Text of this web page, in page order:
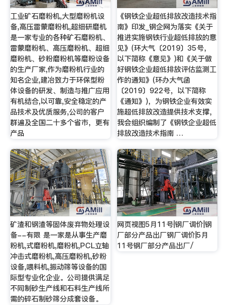
工业矿石磨粉机,大型磨粉机设
备,高压雷蒙磨粉机,超细研磨机
是一家专业的各种矿石磨粉机、
雷蒙磨粉机、高压磨粉机、超细
磨粉机、砂粉磨粉机等磨粉设备
的生产厂家,作为磨粉机行业的
知名企业,建冶致力于环保型粉
体设备的研发、制造与推广应用
有机结合,以可靠,安全稳定的产
品技术及优质服务,公司的客户
群遍及全国二十多个省市，更有
产品
《钢铁企业超低排放改造技术指
南》印发_钢企网为落实《关于
推进实施钢铁行业超低排放的意
见》(环大气〔2019〕35号，
以下简称《意见》)和《关于做
好钢铁企业超低排放评估监测工
作的通知》(环办大气函
〔2019〕922号，以下简称
《通知》)，为钢铁企业有效实
施超低排放改造提供技术支撑，
我会组织编制了《钢铁企业超低
排放改造技术指南 …
矿渣和钢渣等固体废弃物处理设
备--有限 是一家是从事生产磨
粉机,式磨粉机,磨粉机,PCL立轴
冲击式磨粉机,高压磨粉机,砂粉
设备,喂料机,振动筛等设备的国
际型专业化企业。公司提供满足
不同制砂生产线和石料生产线所
需的碎石制砂筛分成套设备。
网页视图5月11号|钢厂调价|钢
厂部分产品出厂钢厂调价|5月
11号钢厂部分产品出厂/